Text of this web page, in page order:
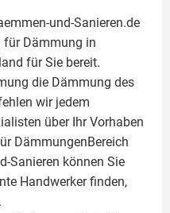
und-Sanieren.de
für Dämmung in
für Sie bereit.
die Dämmung des
wir jedem
über Ihr Vorhaben
DämmungenBereich
Sanieren können Sie
Handwerker finden,